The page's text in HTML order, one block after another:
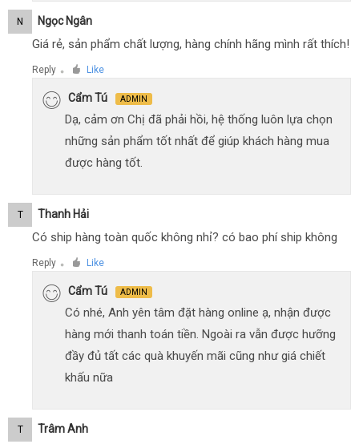
N Ngọc Ngân
Giá rẻ, sản phẩm chất lượng, hàng chính hãng mình rất thích!
Reply ● Like
Cẩm Tú ADMIN
Dạ, cảm ơn Chị đã phải hồi, hệ thống luôn lựa chọn
những sản phẩm tốt nhất để giúp khách hàng mua
được hàng tốt.
T Thanh Hải
Có ship hàng toàn quốc không nhỉ? có bao phí ship không
Reply ● Like
Cẩm Tú ADMIN
Có nhé, Anh yên tâm đặt hàng online ạ, nhận được
hàng mới thanh toán tiền. Ngoài ra vẫn được hưỡng
đầy đủ tất các quà khuyến mãi cũng như giá chiết
khấu nữa
T Trâm Anh